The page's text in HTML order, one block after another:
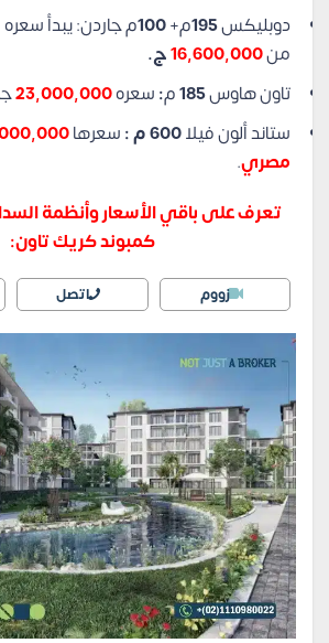
دوبليكس195م+
م جاردن: يبدأ سعره
من16,600,000ج.
تاون هاوس
م:سعره23,000,000
ستاند ألون فيلا600 م : سعرها
مصري.
تعرف على باقي الأسعار وأنظمة
كمبوند كريك تاون:
زووم اتصل